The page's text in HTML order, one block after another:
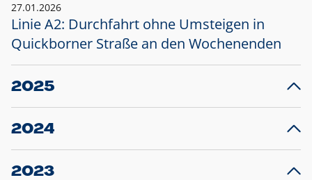
27.01.2026
Linie A2: Durchfahrt ohne Umsteigen in
Quickborner Straße an den Wochenenden
2025
23.12.2025
Projekt S5: Start der Bauarbeiten am
2024
10.12.2024
Großprojekt S5: Sperrung der Bahnstraße in
2023